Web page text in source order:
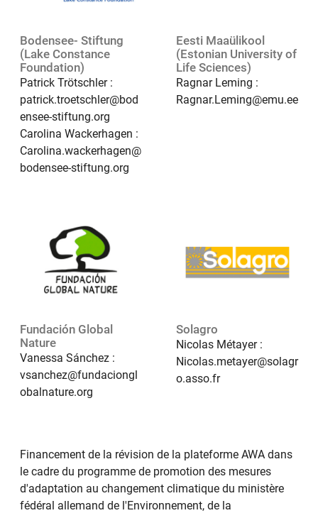
Bodensee- Stiftung
(Lake Constance
Foundation)
Patrick Trötschler :
patrick.troetschler@bod
ensee-stiftung.org
Carolina Wackerhagen :
Carolina.wackerhagen@
bodensee-stiftung.org
Eesti Maaülikool
(Estonian University of
Life Sciences)
Ragnar Leming :
Ragnar.Leming@emu.ee
Fundación Global
Nature
Vanessa Sánchez :
vsanchez@fundaciongl
obalnature.org
Solagro
Nicolas Métayer :
Nicolas.metayer@solagr
o.asso.fr
Financement de la révision de la plateforme AWA dans
le cadre du programme de promotion des mesures
d'adaptation au changement climatique du ministère
fédéral allemand de l'Environnement, de la